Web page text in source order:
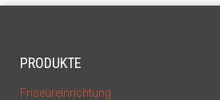
PRODUKTE
Friseureinrichtung